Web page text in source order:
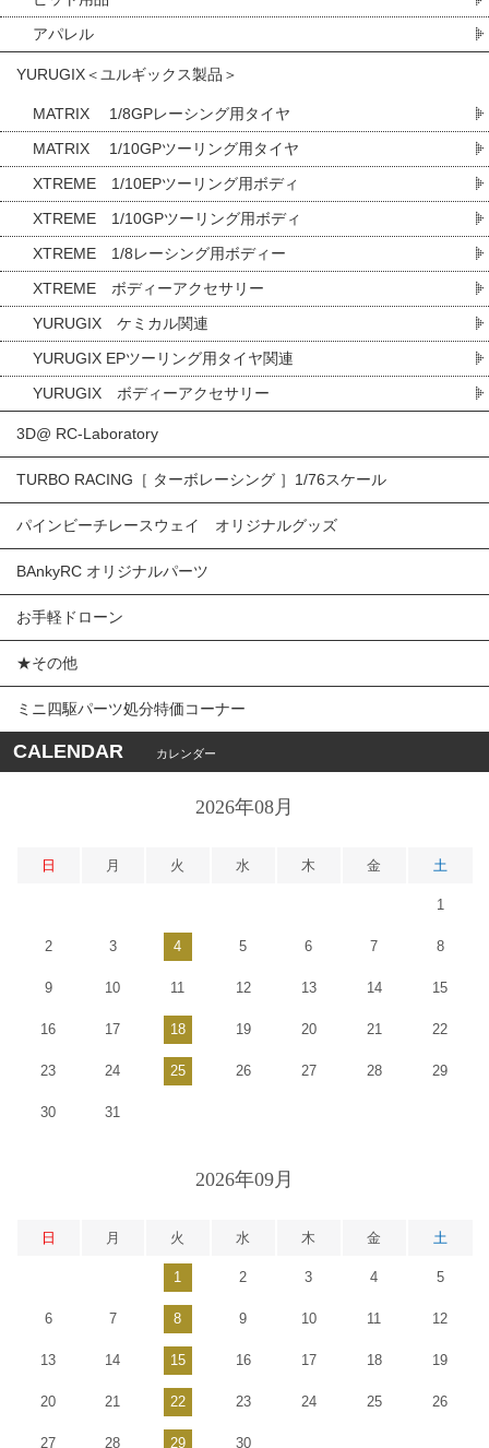
アパレル
YURUGIX＜ユルギックス製品＞
MATRIX 1/8GPレーシング用タイヤ
MATRIX 1/10GPツーリング用タイヤ
XTREME 1/10EPツーリング用ボディ
XTREME 1/10GPツーリング用ボディ
XTREME 1/8レーシング用ボディー
XTREME ボディーアクセサリー
YURUGIX ケミカル関連
YURUGIX EPツーリング用タイヤ関連
YURUGIX ボディーアクセサリー
3D@ RC-Laboratory
TURBO RACING［ ターボレーシング ］1/76スケール
パインビーチレースウェイ オリジナルグッズ
BAnkyRC オリジナルパーツ
お手軽ドローン
★その他
ミニ四駆パーツ処分特価コーナー
CALENDAR カレンダー
2026年08月
日 月 火 水 木 金 土
1
2 3 4 5 6 7 8
9 10 11 12 13 14 15
16 17 18 19 20 21 22
23 24 25 26 27 28 29
30 31
2026年09月
日 月 火 水 木 金 土
1 2 3 4 5
6 7 8 9 10 11 12
13 14 15 16 17 18 19
20 21 22 23 24 25 26
27 28 29 30